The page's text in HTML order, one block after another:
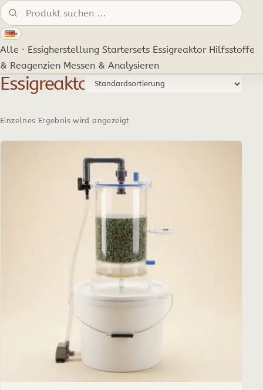
Produkte suchen:
▾
Alle · Essigherstellung Startersets Essigreaktor Hilfsstoffe
& Reagenzien Messen & Analysieren
Essigreaktor
Einzelnes Ergebnis wird angezeigt